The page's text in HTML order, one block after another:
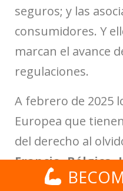
seguros; y las
consumidores. Y
marcan el avance
regulaciones.
A febrero de 2025
Europea que
del derecho al
Francia, Bélgica,
Rumanía, España